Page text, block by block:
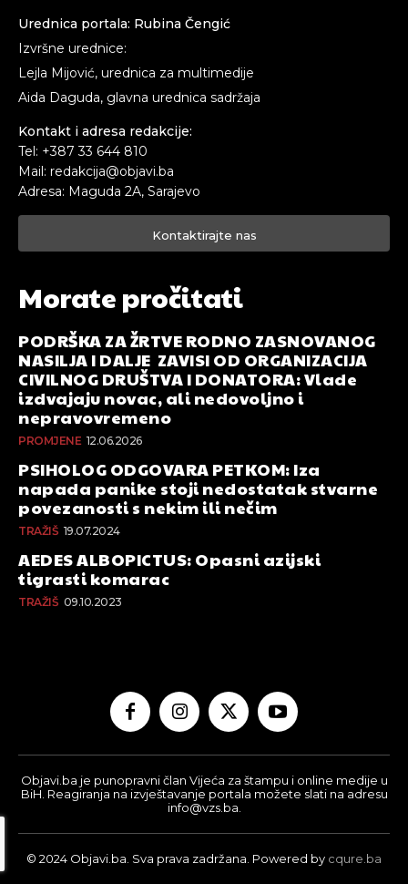
Urednica portala: Rubina Čengić
Izvršne urednice:
Lejla Mijović, urednica za multimedije
Aida Daguda, glavna urednica sadržaja
Kontakt i adresa redakcije:
Tel: +387 33 644 810
Mail: redakcija@objavi.ba
Adresa: Maguda 2A, Sarajevo
Kontaktirajte nas
Morate pročitati
PODRŠKA ZA ŽRTVE RODNO ZASNOVANOG
NASILJA I DALJE ZAVISI OD ORGANIZACIJA
CIVILNOG DRUŠTVA I DONATORA: Vlade
izdvajaju novac, ali nedovoljno i
nepravovremeno
PROMJENE 12.06.2026
PSIHOLOG ODGOVARA PETKOM: Iza
napada panike stoji nedostatak stvarne
povezanosti s nekim ili nečim
TRAŽIŠ 19.07.2024
AEDES ALBOPICTUS: Opasni azijski
tigrasti komarac
TRAŽIŠ 09.10.2023
Objavi.ba je punopravni član Vijeća za štampu i online medije u
BiH. Reagiranja na izvještavanje portala možete slati na adresu
info@vzs.ba.
© 2024 Objavi.ba. Sva prava zadržana. Powered by cqure.ba